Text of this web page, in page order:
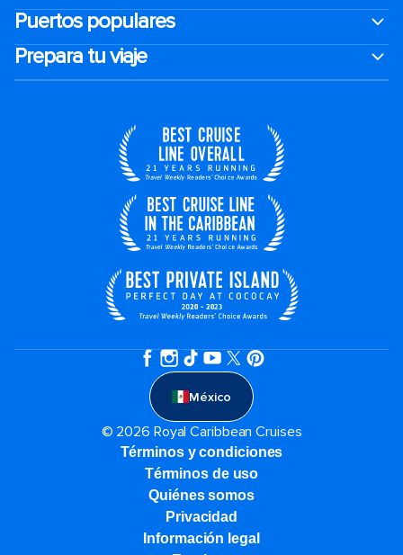
Puertos populares
Prepara tu viaje
México
© 2026 Royal Caribbean Cruises
Términos y condiciones
Términos de uso
Quiénes somos
Privacidad
Información legal